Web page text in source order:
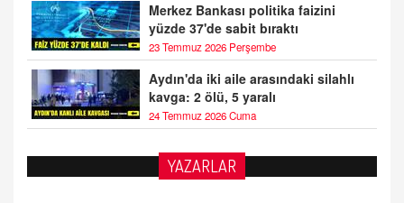
Merkez Bankası politika faizini
yüzde 37'de sabit bıraktı
23 Temmuz 2026 Perşembe
Aydın'da iki aile arasındaki silahlı
kavga: 2 ölü, 5 yaralı
24 Temmuz 2026 Cuma
YAZARLAR